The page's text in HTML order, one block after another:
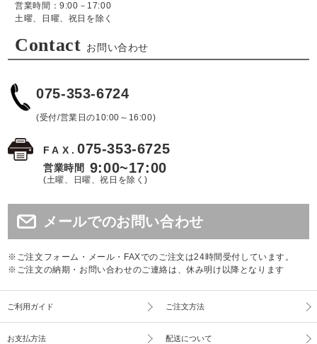
営業時間：9:00－17:00
土曜、日曜、祝日を除く
Contact お問い合わせ
075-353-6724
(受付/営業日の10:00～16:00)
FAX.075-353-6725
営業時間 9:00~17:00
(土曜、日曜、祝日を除く)
メールでのお問い合わせ
※ご注文フォーム・メール・FAXでのご注文は24時間受付しています。
※ご注文の納期・お問い合わせのご連絡は、休み明け以降となります
ご利用ガイド ご注文方法
お支払方法 配送について